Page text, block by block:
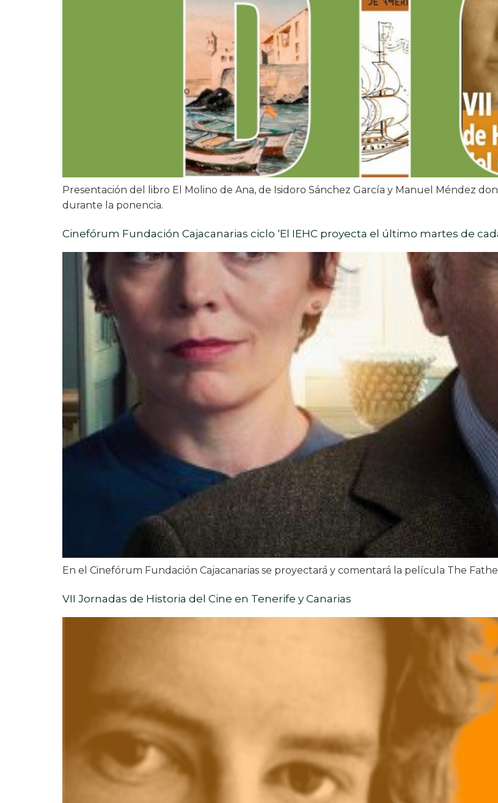
Presentación del libro El Molino de Ana, de Isidoro Sánchez García y Manuel Méndez
durante la ponencia.
Cinefórum Fundación Cajacanarias ciclo ‘El IEHC proyecta el último martes de
En el Cinefórum Fundación Cajacanarias se proyectará y comentará la película The
VII Jornadas de Historia del Cine en Tenerife y Canarias